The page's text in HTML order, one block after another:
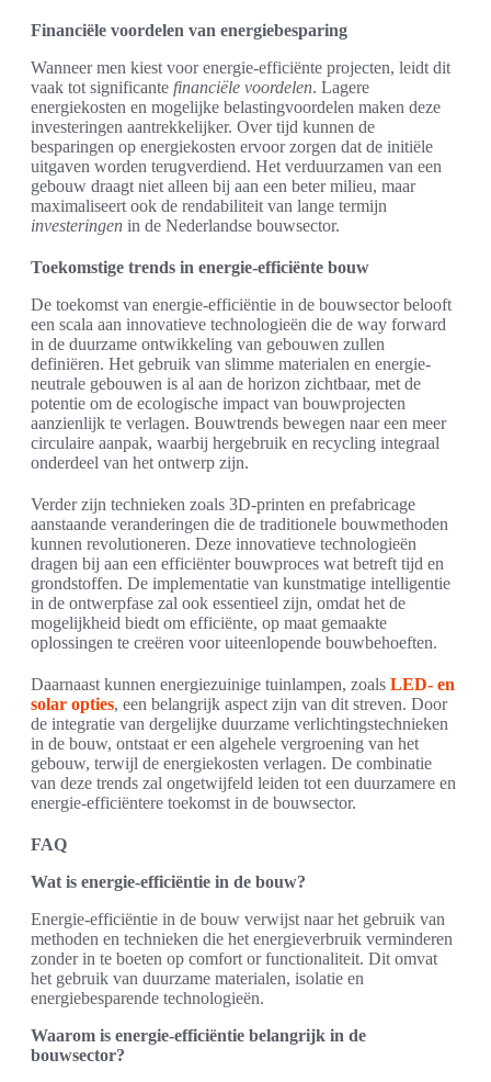
Financiële voordelen van energiebesparing
Wanneer men kiest voor energie-efficiënte projecten, leidt dit
vaak tot significante financiële voordelen. Lagere
energiekosten en mogelijke belastingvoordelen maken deze
investeringen aantrekkelijker. Over tijd kunnen de
besparingen op energiekosten ervoor zorgen dat de initiële
uitgaven worden terugverdiend. Het verduurzamen van een
gebouw draagt niet alleen bij aan een beter milieu, maar
maximaliseert ook de rendabiliteit van lange termijn
investeringen in de Nederlandse bouwsector.
Toekomstige trends in energie-efficiënte bouw
De toekomst van energie-efficiëntie in de bouwsector belooft
een scala aan innovatieve technologieën die de way forward
in de duurzame ontwikkeling van gebouwen zullen
definiëren. Het gebruik van slimme materialen en energie-
neutrale gebouwen is al aan de horizon zichtbaar, met de
potentie om de ecologische impact van bouwprojecten
aanzienlijk te verlagen. Bouwtrends bewegen naar een meer
circulaire aanpak, waarbij hergebruik en recycling integraal
onderdeel van het ontwerp zijn.
Verder zijn technieken zoals 3D-printen en prefabricage
aanstaande veranderingen die de traditionele bouwmethoden
kunnen revolutioneren. Deze innovatieve technologieën
dragen bij aan een efficiënter bouwproces wat betreft tijd en
grondstoffen. De implementatie van kunstmatige intelligentie
in de ontwerpfase zal ook essentieel zijn, omdat het de
mogelijkheid biedt om efficiënte, op maat gemaakte
oplossingen te creëren voor uiteenlopende bouwbehoeften.
Daarnaast kunnen energiezuinige tuinlampen, zoals LED- en
solar opties, een belangrijk aspect zijn van dit streven. Door
de integratie van dergelijke duurzame verlichtingstechnieken
in de bouw, ontstaat er een algehele vergroening van het
gebouw, terwijl de energiekosten verlagen. De combinatie
van deze trends zal ongetwijfeld leiden tot een duurzamere en
energie-efficiëntere toekomst in de bouwsector.
FAQ
Wat is energie-efficiëntie in de bouw?
Energie-efficiëntie in de bouw verwijst naar het gebruik van
methoden en technieken die het energieverbruik verminderen
zonder in te boeten op comfort or functionaliteit. Dit omvat
het gebruik van duurzame materialen, isolatie en
energiebesparende technologieën.
Waarom is energie-efficiëntie belangrijk in de
bouwsector?